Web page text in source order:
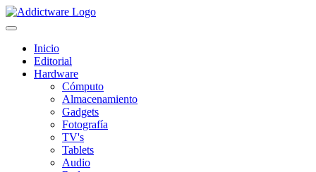
Inicio
Editorial
Hardware
Cómputo
Almacenamiento
Gadgets
Fotografía
TV's
Tablets
Audio